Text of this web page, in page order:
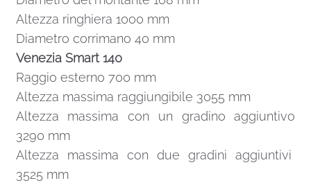
Altezza ringhiera 1000 mm
Diametro corrimano 40 mm
Venezia Smart 140
Raggio esterno 700 mm
Altezza massima raggiungibile 3055 mm
Altezza massima con un gradino aggiuntivo
3290 mm
Altezza massima con due gradini aggiuntivi
3525 mm